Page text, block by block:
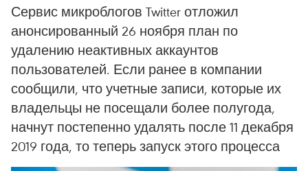
Сервис микроблогов Twitter отложил
анонсированный 26 ноября план по
удалению неактивных аккаунтов
пользователей. Если ранее в компании
сообщили, что учетные записи, которые их
владельцы не посещали более полугода,
начнут постепенно удалять после 11 декабря
2019 года, то теперь запуск этого процесса